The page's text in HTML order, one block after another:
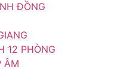
ĐỒNG
12 PHÒNG
ÂM